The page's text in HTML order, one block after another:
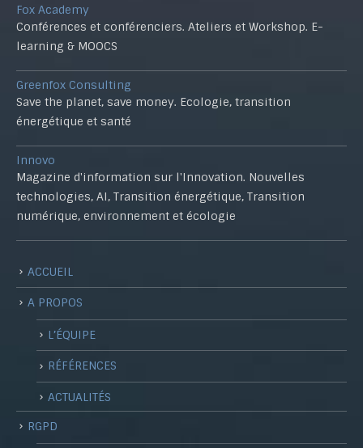
Fox Academy
Conférences et conférenciers. Ateliers et Workshop. E-
learning & MOOCS
Greenfox Consulting
Save the planet, save money. Ecologie, transition
énergétique et santé
Innovo
Magazine d'information sur l'Innovation. Nouvelles
technologies, AI, Transition énergétique, Transition
numérique, environnement et écologie
ACCUEIL
A PROPOS
L’ÉQUIPE
RÉFÉRENCES
ACTUALITÉS
RGPD